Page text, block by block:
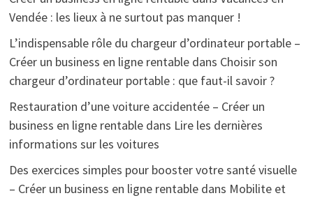
Vendée : les lieux à ne surtout pas manquer !
L’indispensable rôle du chargeur d’ordinateur portable –
Créer un business en ligne rentabledans Choisir son
chargeur d’ordinateur portable : que faut-il savoir ?
Restauration d’une voiture accidentée – Créer un
business en ligne rentabledans Lire les dernières
informations sur les voitures
Des exercices simples pour booster votre santé visuelle
– Créer un business en ligne rentabledans Mobilite et